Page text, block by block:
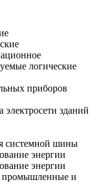
логические
приборов
зданий
системной шины
энергии
энергии
промышленные и